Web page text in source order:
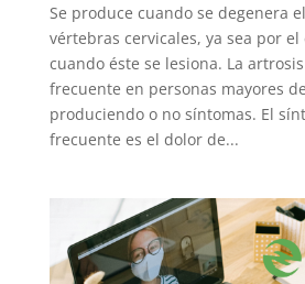
Se produce cuando se degenera
vértebras cervicales, ya sea por
cuando éste se lesiona. La
frecuente en personas mayores
produciendo o no síntomas. El
frecuente es el dolor de...